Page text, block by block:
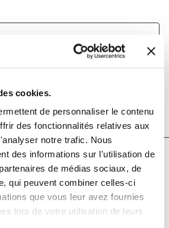
cookies.
de personnaliser le contenu
des fonctionnalités relatives aux
notre trafic. Nous
des informations sur l'utilisation de
de médias sociaux, de
qui peuvent combiner celles-ci
que vous leur avez fournies
lors de votre utilisation de leurs
Dominique Davous, Guénola